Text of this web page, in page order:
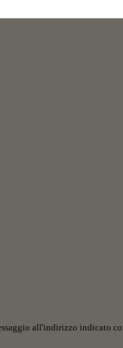
all'indirizzo indicato